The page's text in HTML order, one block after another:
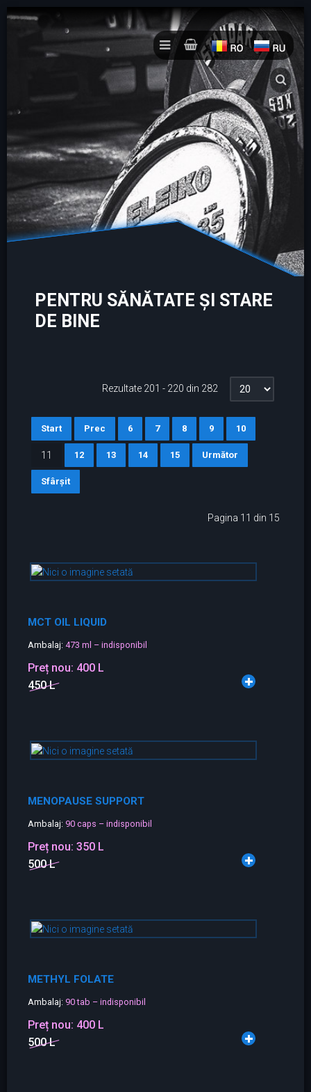
PENTRU SĂNĂTATE ȘI STARE
DE BINE
Rezultate 201 - 220 din 282
Start Prec 6 7 8 9 10
11 12 13 14 15 Următor
Sfârșit
Pagina 11 din 15
MCT OIL LIQUID
Ambalaj: 473 ml – indisponibil
Preț nou: 400 L
450 L
MENOPAUSE SUPPORT
Ambalaj: 90 caps – indisponibil
Preț nou: 350 L
500 L
METHYL FOLATE
Ambalaj: 90 tab – indisponibil
Preț nou: 400 L
500 L